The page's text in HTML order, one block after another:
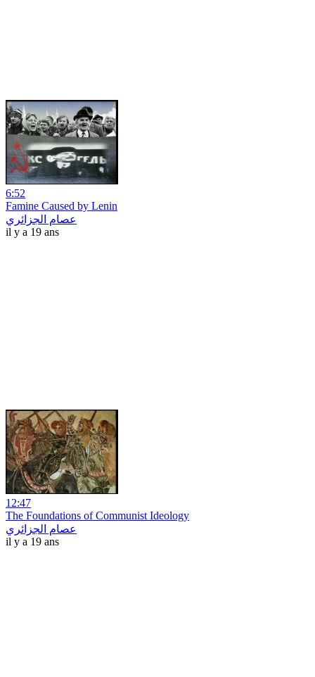
6:52
Famine Caused by Lenin
عصام الجزائري
il y a 19 ans
12:47
The Foundations of Communist Ideology
عصام الجزائري
il y a 19 ans